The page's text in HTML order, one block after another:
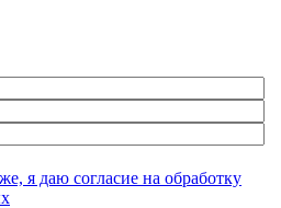
я даю согласие на обработку